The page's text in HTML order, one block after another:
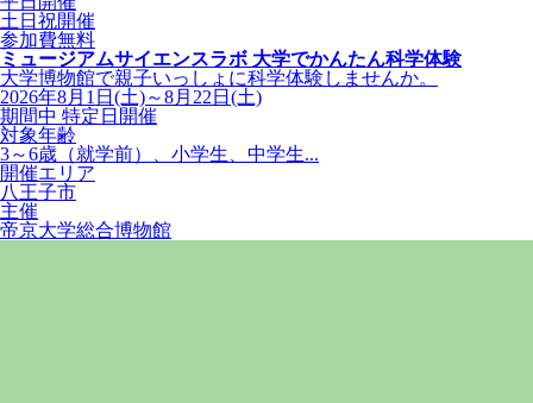
土日祝開催
参加費無料
ミュージアムサイエンスラボ 大学でかんたん科学体験
大学博物館で親子いっしょに科学体験しませんか。
2026年8月1日(土)～8月22日(土)
期間中 特定日開催
対象年齢
3～6歳（就学前）、小学生、中学生...
開催エリア
八王子市
主催
帝京大学総合博物館